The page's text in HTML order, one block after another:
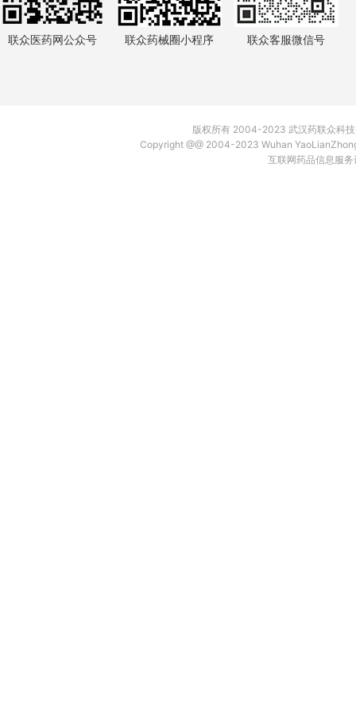
联众医药网公众号 联众药械圈小程序 联众客服微信号
版权所有 2004-2023 武汉药联众科
Copyright @@ 2004-2023 Wuhan
互联网药品信息服